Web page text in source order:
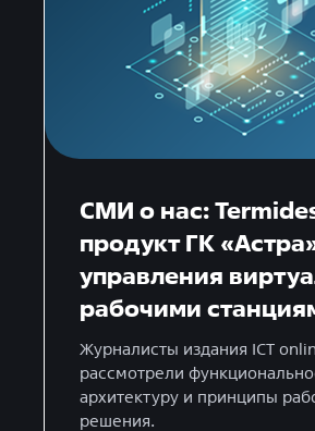
СМИ о нас:
продукт ГК
управления
рабочими
Журналисты издания ICT
рассмотрели
архитектуру и принципы
решения.